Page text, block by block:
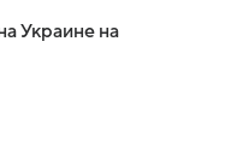
Украине на